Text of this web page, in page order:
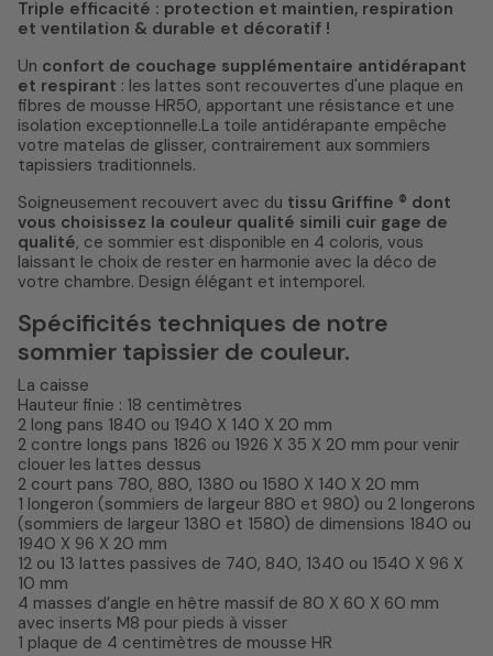
Triple efficacité : protection et maintien, respiration
et ventilation & durable et décoratif !
Un confort de couchage supplémentaire antidérapant
et respirant : les lattes sont recouvertes d'une plaque en
fibres de mousse HR50, apportant une résistance et une
isolation exceptionnelle.La toile antidérapante empêche
votre matelas de glisser, contrairement aux sommiers
tapissiers traditionnels.
Soigneusement recouvert avec du tissu Griffine ® dont
vous choisissez la couleur qualité simili cuir gage de
qualité, ce sommier est disponible en 4 coloris, vous
laissant le choix de rester en harmonie avec la déco de
votre chambre. Design élégant et intemporel.
Spécificités techniques de notre
sommier tapissier de couleur.
La caisse
Hauteur finie : 18 centimètres
2 long pans 1840 ou 1940 X 140 X 20 mm
2 contre longs pans 1826 ou 1926 X 35 X 20 mm pour venir
clouer les lattes dessus
2 court pans 780, 880, 1380 ou 1580 X 140 X 20 mm
1 longeron (sommiers de largeur 880 et 980) ou 2 longerons
(sommiers de largeur 1380 et 1580) de dimensions 1840 ou
1940 X 96 X 20 mm
12 ou 13 lattes passives de 740, 840, 1340 ou 1540 X 96 X
10 mm
4 masses d’angle en hêtre massif de 80 X 60 X 60 mm
avec inserts M8 pour pieds à visser
1 plaque de 4 centimètres de mousse HR